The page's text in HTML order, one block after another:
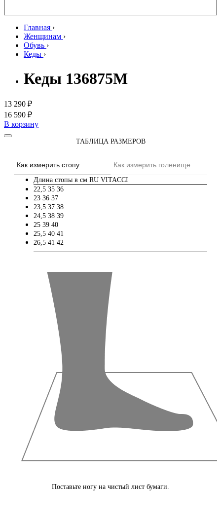
Главная ›
Женщинам ›
Обувь ›
Кеды ›
Кеды 136875M
13 290 ₽
16 590 ₽
В корзину
ТАБЛИЦА РАЗМЕРОВ
Как измерить стопу Как измерить голенище
Длина стопы в см RU VITACCI
22,5 35 36
23 36 37
23,5 37 38
24,5 38 39
25 39 40
25,5 40 41
26,5 41 42
Поставьте ногу на чистый лист бумаги.